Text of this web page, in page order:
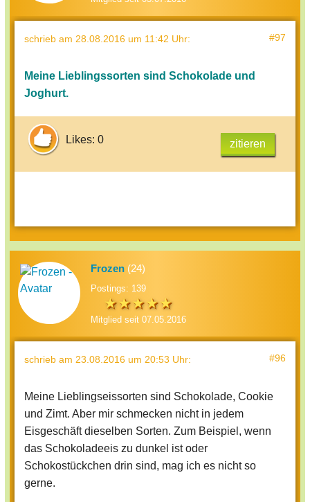
schrieb am 28.08.2016 um 11:42 Uhr: #97
Meine Lieblingssorten sind Schokolade und
Joghurt.
Likes: 0 zitieren
Frozen (24)
Postings: 139
Mitglied seit 07.05.2016
schrieb am 23.08.2016 um 20:53 Uhr: #96
Meine Lieblingseissorten sind Schokolade, Cookie
und Zimt. Aber mir schmecken nicht in jedem
Eisgeschäft dieselben Sorten. Zum Beispiel, wenn
das Schokoladeeis zu dunkel ist oder
Schokostückchen drin sind, mag ich es nicht so
gerne.